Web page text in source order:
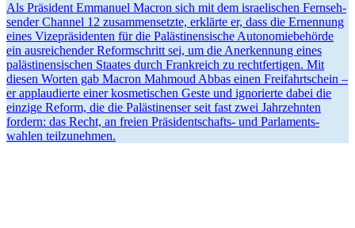
Als Präsident Emmanuel Macron sich mit dem israe­li­schen Fernseh­
sender Channel 12 zusam­men­setzte, erklärte er, dass die Ernennung
eines Vizeprä­si­denten für die Paläs­ti­nen­sische Autono­mie­be­hörde
ein ausrei­chender Reform­schritt sei, um die Anerkennung eines
paläs­ti­nen­si­schen Staates durch Frank­reich zu recht­fer­tigen. Mit
diesen Worten gab Macron Mahmoud Abbas einen Freifahrt­schein –
er applau­dierte einer kosme­ti­schen Geste und ignorierte dabei die
einzige Reform, die die Paläs­ti­nenser seit fast zwei Jahrzehnten
fordern: das Recht, an freien Präsi­dent­schafts- und Parla­ments­
wahlen teilzunehmen.